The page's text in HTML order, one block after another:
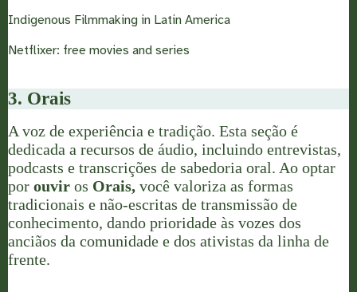
Indigenous Filmmaking in Latin America
Netflixer: free movies and series
3. Orais
Avoz de experiência e tradição. Esta seção é
dedicada a recursos de áudio, incluindo entrevistas,
podcasts e transcrições de sabedoria oral. Ao optar
por ouvir os Orais, você valoriza as formas
tradicionais e não-escritas de transmissão de
conhecimento, dando prioridade às vozes dos
anciãos da comunidade e dos ativistas da linha de
frente.